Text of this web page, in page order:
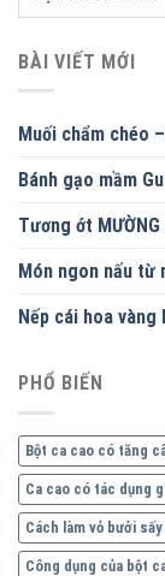
BÀI VIẾT MỚI
Muối chẩm chéo
Bánh gạo mầm
Tương ớt
Món ngon nấu từ
Nếp cái hoa vàng
PHỔ BIẾN
Bột ca cao có tăng
Ca cao có tác dụng
Cách làm vỏ bưởi
Công dụng của bột